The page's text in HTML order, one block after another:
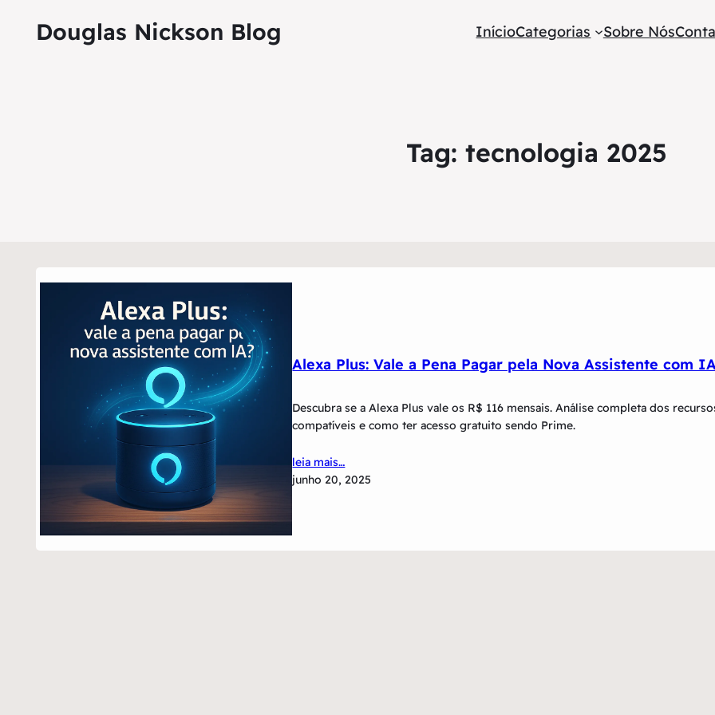
Douglas Nickson Blog InícioCategorias Sobre Nós
Tag: tecnologia 2025
Alexa Plus: Vale a Pena Pagar pela Nova Assistente com
Descubra se a Alexa Plus vale os R$ 116 mensais. Análise completa dos
compatíveis e como ter acesso gratuito sendo Prime.
leia mais…
junho 20, 2025